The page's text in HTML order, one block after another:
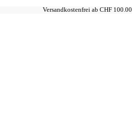
Versandkostenfrei ab CHF 100.00